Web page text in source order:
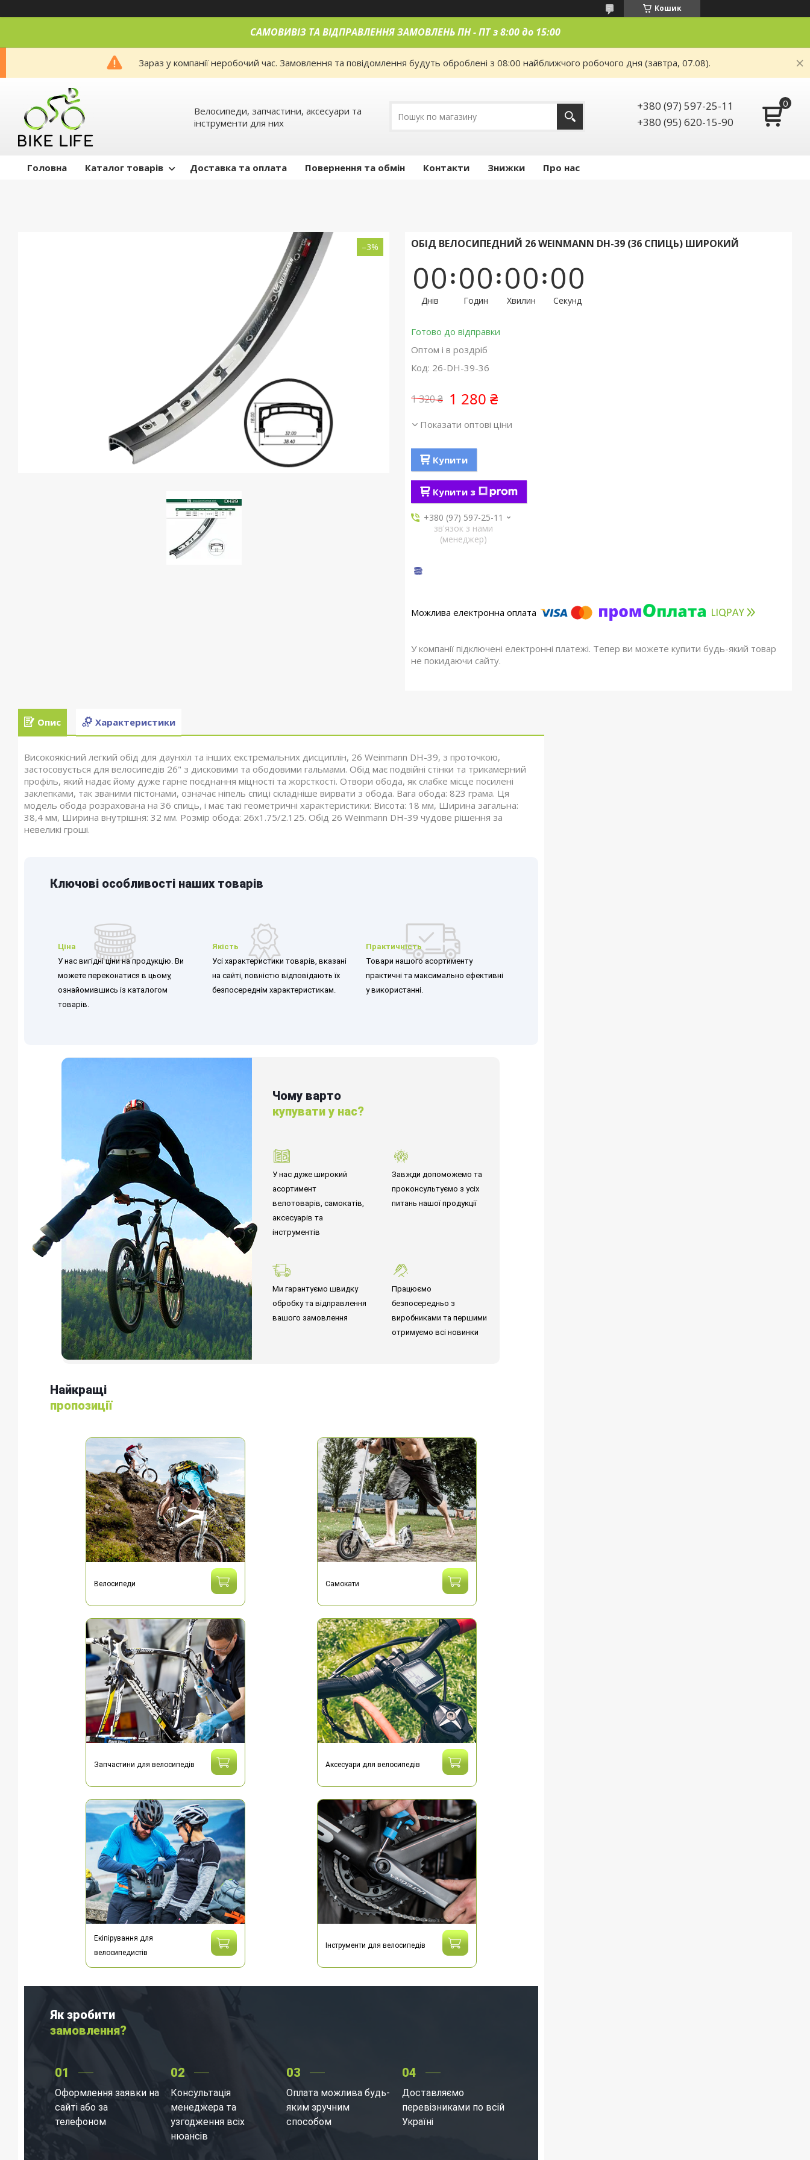
Кошик
САМОВИВІЗ ТА ВІДПРАВЛЕННЯ ЗАМОВЛЕНЬ ПН - ПТ з 8:00 до 15:00
Зараз у компанії неробочий час. Замовлення та повідомлення будуть оброблені з 08:00 найближчого робочого дня (завтра, 07.08).
Велосипеди, запчастини, аксесуари та
інструменти для них
+380 (97) 597-25-11
+380 (95) 620-15-90
Головна Каталог товарів Доставка та оплата Повернення та обмін Контакти Знижки Про нас
–3% ОБІД ВЕЛОСИПЕДНИЙ 26 WEINMANN DH-39 (36 СПИЦЬ) ШИРОКИЙ
00
Днів
00
Годин
00
Хвилин
00
Секунд
Готово до відправки
Оптом і в роздріб
Код: 26-DH-39-36
1 320 ₴ 1 280 ₴
Показати оптові ціни
Купити
Купити з
+380 (97) 597-25-11
зв'язок з нами
(менеджер)
У компанії підключені електронні платежі. Тепер ви можете купити будь-який товар
не покидаючи сайту.
Опис Характеристики
Високоякісний легкий обід для даунхіл та інших екстремальних дисциплін, 26 Weinmann DH-39, з проточкою,
застосовується для велосипедів 26" з дисковими та ободовими гальмами. Обід має подвійні стінки та трикамерний
профіль, який надає йому дуже гарне поєднання міцності та жорсткості. Отвори обода, як слабке місце посилені
заклепками, так званими пістонами, означає ніпель спиці складніше вирвати з обода. Вага обода: 823 грама. Ця
модель обода розрахована на 36 спиць, і має такі геометричні характеристики: Висота: 18 мм, Ширина загальна:
38,4 мм, Ширина внутрішня: 32 мм. Розмір обода: 26x1.75/2.125. Обід 26 Weinmann DH-39 чудове рішення за
невеликі гроші.
Ключові особливості наших товарів
Ціна
У нас вигідні ціни на продукцію. Ви
можете переконатися в цьому,
ознайомившись із каталогом
товарів.
Якість
Усі характеристики товарів, вказані
на сайті, повністю відповідають їх
безпосереднім характеристикам.
Практичність
Товари нашого асортименту
практичні та максимально ефективні
у використанні.
Чому варто
купувати у нас?
У нас дуже широкий
асортимент
велотоварів, самокатів,
аксесуарів та
інструментів
Завжди допоможемо та
проконсультуємо з усіх
питань нашої продукції
Ми гарантуємо швидку
обробку та відправлення
вашого замовлення
Працюємо
безпосередньо з
виробниками та першими
отримуємо всі новинки
Найкращі
пропозиції
Велосипеди Самокати
Запчастини для велосипедів Аксесуари для велосипедів
Екіпірування для
велосипедистів
Інструменти для велосипедів
Як зробити
замовлення?
01
Оформлення заявки на
сайті або за
телефоном
02
Консультація
менеджера та
узгодження всіх
нюансів
03
Оплата можлива будь-
яким зручним
способом
04
Доставляємо
перевізниками по всій
Україні